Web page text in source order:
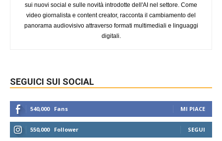
sui nuovi social e sulle novità introdotte dell'AI nel settore. Come
video giornalista e content creator, racconta il cambiamento del
panorama audiovisivo attraverso formati multimediali e linguaggi
digitali.
SEGUICI SUI SOCIAL
540,000 Fans MI PIACE
550,000 Follower SEGUI